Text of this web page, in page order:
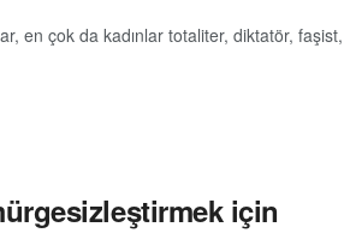
en çok da kadınlar totaliter, diktatör,
için